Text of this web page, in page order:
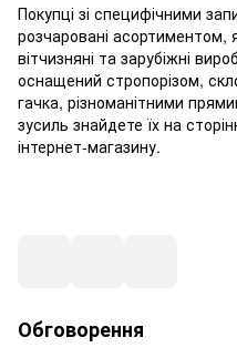
Покупці зі специфічними
розчаровані асортиментом,
вітчизняні та зарубіжні
оснащений стропорізом,
гачка, різноманітними
зусиль знайдете їх на
інтернет-магазину.
Обговорення